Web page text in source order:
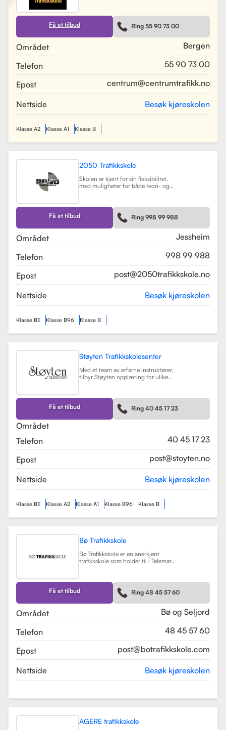
for førerkort i alle klasser, og har et
team av 30 dyktige kjørelærere som
gir undervisning i et trygt og vennlig
miljø. Med lokaler i Bergen sentrum,
elevene best mulig til oppkjøring.
Gjennom en kombinasjon av teori
gjøre prosessen med å ta førerkort
både enkel og trygg for alle elever.
Få et tilbud Ring 55 90 73 00
Området
Bergen
Telefon
55 90 73 00
Epost
centrum@centrumtrafikk.no
Nettside Besøk kjøreskolen
Klasse A2 Klasse A1 Klasse B
2050 Trafikkskole
Skolen er kjent for sin fleksibilitet,
med muligheter for både teori- og
undervisningsmetoder og et
engasjert team, har 2050
Trafikkskole som mål å hjelpe elever
med å bli trygge og kompetente
Få et tilbud Ring 998 99 988
Området
Jessheim
Telefon
998 99 988
Epost
post@2050trafikkskole.no
Nettside Besøk kjøreskolen
Klasse BE Klasse B96 Klasse B
Støyten Trafikkskolesenter
Med et team av erfarne instruktører,
tilbyr Støyten opplæring for ulike
kurs som trafikalt grunnkurs og
mørkekjøring. Skolen er kjent for sin
fleksibilitet og tilpasning til elevenes
behov, noe som gjør
Få et tilbud Ring 40 45 17 23
Området
Telefon
40 45 17 23
Epost
post@stoyten.no
Nettside Besøk kjøreskolen
Klasse BE Klasse A2 Klasse A1 Klasse B96 Klasse B
Bø Trafikkskole
Bø Trafikkskole er en anerkjent
trafikkskole som holder til i Telemark,
elever. Skolen tilbyr opplæring for
førerkort i klasse B, B96 og BE, samt
en rekke kurs som trafikalt
grunnkurs, mørkekjøring, førstehjelp
Få et tilbud Ring 48 45 57 60
Området
Bø og Seljord
Telefon
48 45 57 60
Epost
post@botrafikkskole.com
Nettside Besøk kjøreskolen
AGERE trafikkskole